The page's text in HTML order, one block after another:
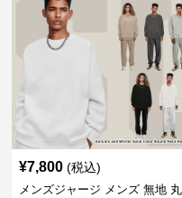
¥7,800 (税込)
メンズジャージ メンズ 無地 丸